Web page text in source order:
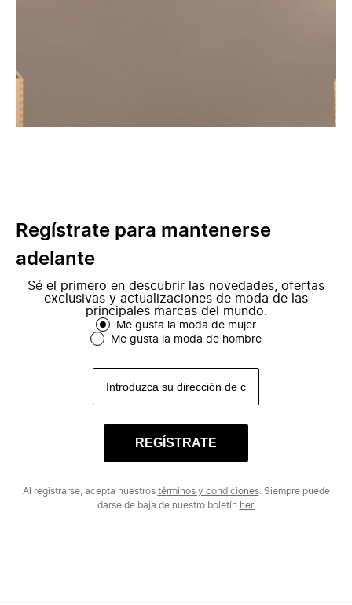
Regístrate para mantenerse
adelante
Sé el primero en descubrir las novedades, ofertas
exclusivas y actualizaciones de moda de las
principales marcas del mundo.
Me gusta la moda de mujer
Me gusta la moda de hombre
REGÍSTRATE
Al registrarse, acepta nuestros términos y condiciones. Siempre puede
darse de baja de nuestro boletín her.